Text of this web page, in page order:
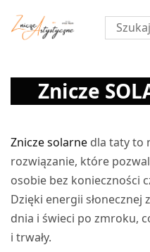
Znicze
Znicze solarne dla taty to
rozwiązanie, które
osobie bez konieczności
Dzięki energii słonecznej
dnia i świeci po zmroku,
i trwały.